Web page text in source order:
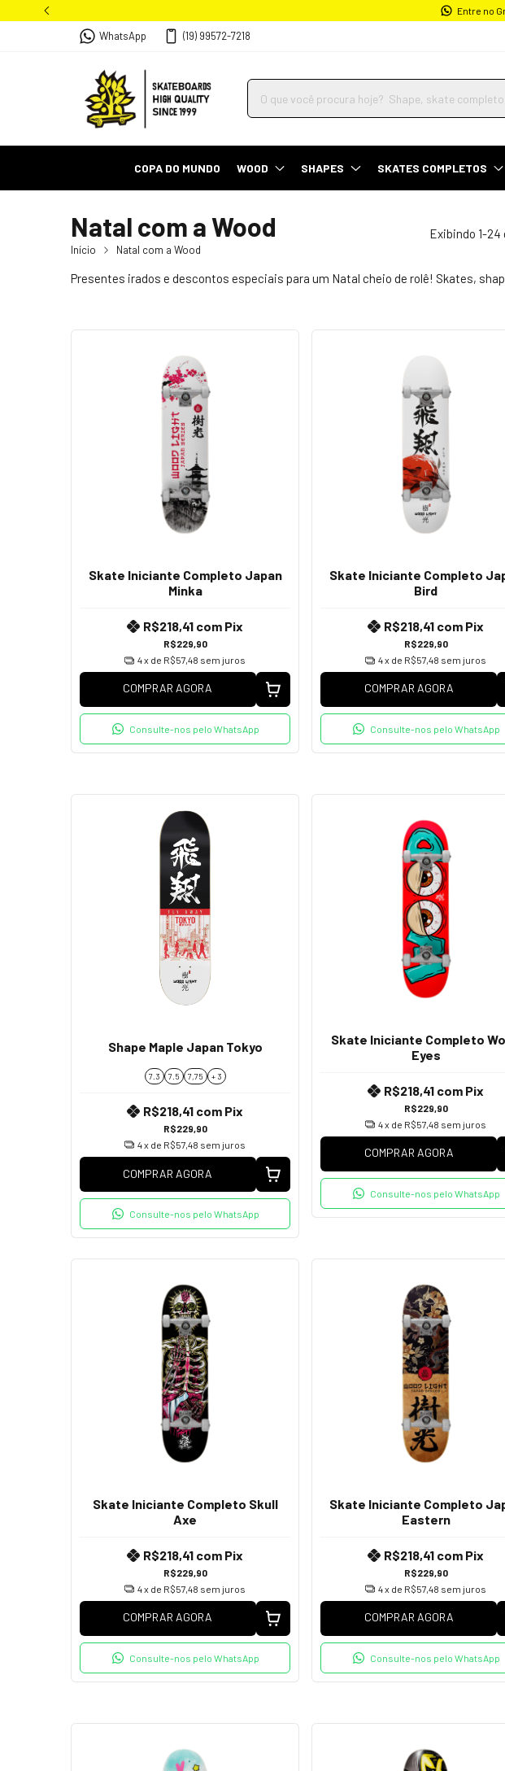
Entre no
WhatsApp (19) 99572-7218
COPA DO MUNDO WOOD SHAPES SKATES COMPLETOS
Natal com a Wood
Início Natal com a Wood
Exibindo 1-24
Presentes irados e descontos especiais para um Natal cheio de rolê! Skates,
Skate Iniciante Completo Japan
Minka
R$229,90
R$218,41 com Pix
4x de R$57,48 sem juros
COMPRAR AGORA
Consulte-nos pelo WhatsApp
Skate Iniciante Completo
Bird
R$229,90
R$218,41 com Pix
4x de R$57,48 sem juros
COMPRAR AGORA
Consulte-nos pelo WhatsApp
Shape Maple Japan Tokyo
7.3 7.5 7,75 + 3
R$229,90
R$218,41 com Pix
4x de R$57,48 sem juros
COMPRAR AGORA
Consulte-nos pelo WhatsApp
Skate Iniciante Completo
Eyes
R$229,90
R$218,41 com Pix
4x de R$57,48 sem juros
COMPRAR AGORA
Consulte-nos pelo WhatsApp
Skate Iniciante Completo Skull
Axe
R$229,90
R$218,41 com Pix
4x de R$57,48 sem juros
COMPRAR AGORA
Consulte-nos pelo WhatsApp
Skate Iniciante Completo
Eastern
R$229,90
R$218,41 com Pix
4x de R$57,48 sem juros
COMPRAR AGORA
Consulte-nos pelo WhatsApp